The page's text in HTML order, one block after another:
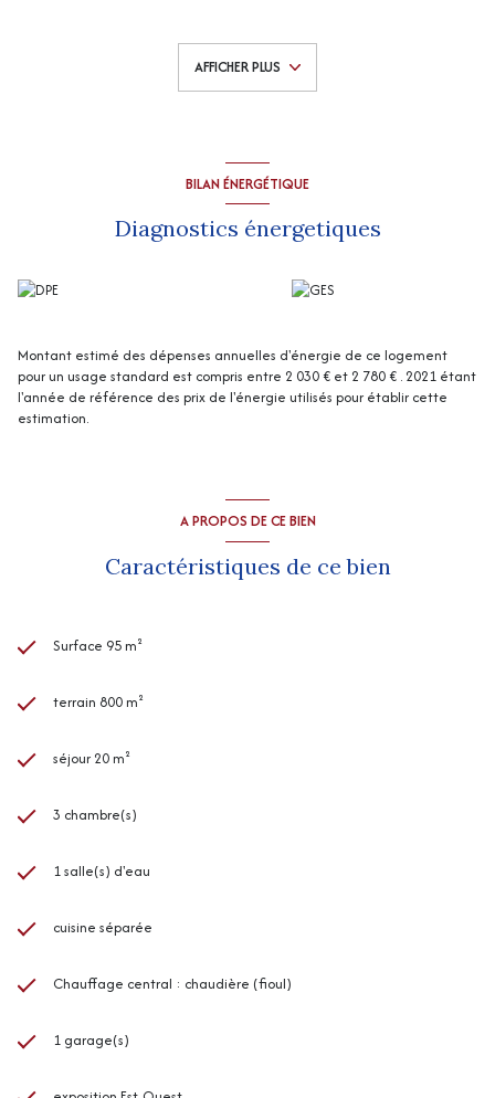
A l'étage : bureau (10 m2 env), 2 chambres (9 et 20 m2 env).
Grange (37 m2 env), cave (16 m2 env), écurie (30 m2 env).
AFFICHER PLUS
BILAN ÉNERGÉTIQUE
Diagnostics énergetiques
Montant estimé des dépenses annuelles d'énergie de ce logement
pour un usage standard est compris entre 2 030 € et 2 780 € . 2021 étant
l'année de référence des prix de l'énergie utilisés pour établir cette
estimation.
A PROPOS DE CE BIEN
Caractéristiques de ce bien
Surface 95 m²
terrain 800 m²
séjour 20 m²
3 chambre(s)
1 salle(s) d'eau
cuisine séparée
Chauffage central : chaudière (fioul)
1 garage(s)